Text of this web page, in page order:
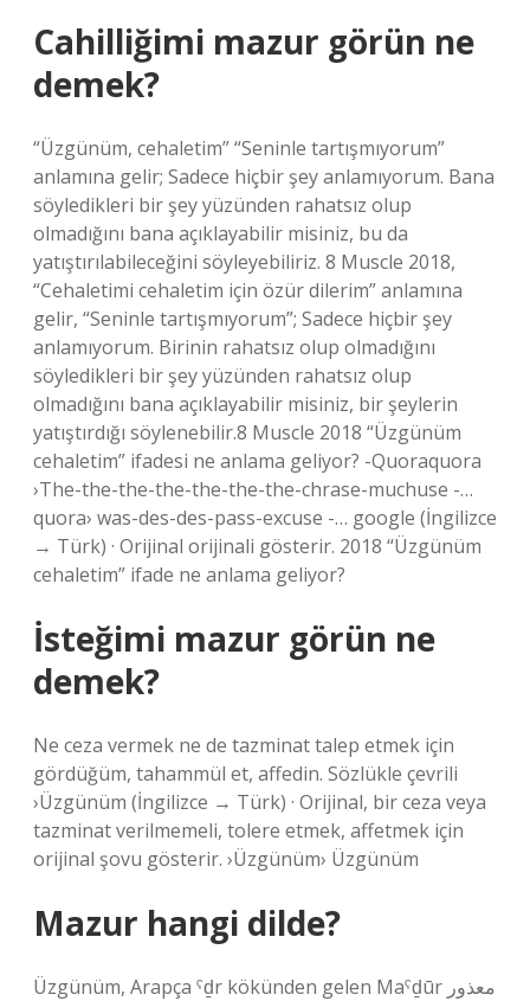
Cahilliğimi mazur görün ne
demek?
“Üzgünüm, cehaletim” “Seninle tartışmıyorum”
anlamına gelir; Sadece hiçbir şey anlamıyorum. Bana
söyledikleri bir şey yüzünden rahatsız olup
olmadığını bana açıklayabilir misiniz, bu da
yatıştırılabileceğini söyleyebiliriz. 8 Muscle 2018,
“Cehaletimi cehaletim için özür dilerim” anlamına
gelir, “Seninle tartışmıyorum”; Sadece hiçbir şey
anlamıyorum. Birinin rahatsız olup olmadığını
söyledikleri bir şey yüzünden rahatsız olup
olmadığını bana açıklayabilir misiniz, bir şeylerin
yatıştırdığı söylenebilir.8 Muscle 2018 “Üzgünüm
cehaletim” ifadesi ne anlama geliyor? -Quoraquora
›The-the-the-the-the-the-the-chrase-muchuse -…
quora› was-des-des-pass-excuse -… google (İngilizce
→ Türk) · Orijinal orijinali gösterir. 2018 “Üzgünüm
cehaletim” ifade ne anlama geliyor?
İsteğimi mazur görün ne
demek?
Ne ceza vermek ne de tazminat talep etmek için
gördüğüm, tahammül et, affedin. Sözlükle çevrili
›Üzgünüm (İngilizce → Türk) · Orijinal, bir ceza veya
tazminat verilmemeli, tolere etmek, affetmek için
orijinal şovu gösterir. ›Üzgünüm› Üzgünüm
Mazur hangi dilde?
Üzgünüm, Arapça ˁḏr kökünden gelen Maˁḏūr معذور